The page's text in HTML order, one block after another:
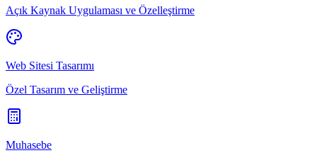
Açık Kaynak Uygulaması ve Özelleştirme
Web Sitesi Tasarımı
Özel Tasarım ve Geliştirme
Muhasebe